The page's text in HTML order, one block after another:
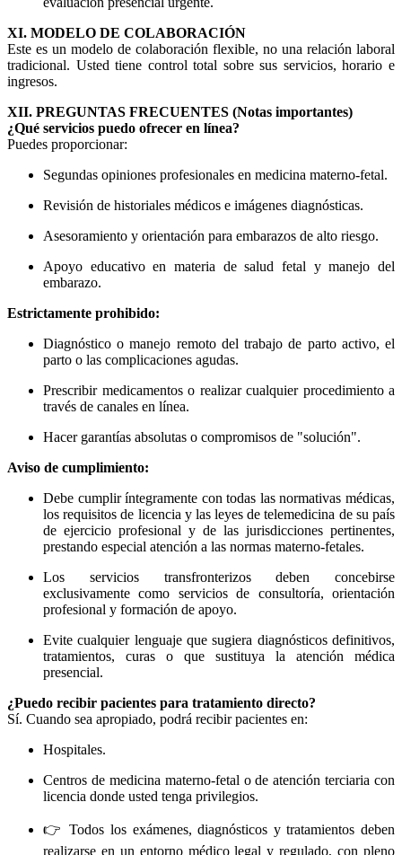
XI. MODELO DE COLABORACIÓN
Este es un modelo de colaboración flexible, no una relación laboral
tradicional. Usted tiene control total sobre sus servicios, horario e
ingresos.
XII. PREGUNTAS FRECUENTES (Notas importantes)
¿Qué servicios puedo ofrecer en línea?
Puedes proporcionar:
Segundas opiniones profesionales en medicina materno-fetal.
Revisión de historiales médicos e imágenes diagnósticas.
Asesoramiento y orientación para embarazos de alto riesgo.
Apoyo educativo en materia de salud fetal y manejo del
embarazo.
Estrictamente prohibido:
Diagnóstico o manejo remoto del trabajo de parto activo, el
parto o las complicaciones agudas.
Prescribir medicamentos o realizar cualquier procedimiento a
través de canales en línea.
Hacer garantías absolutas o compromisos de "solución".
Aviso de cumplimiento:
Debe cumplir íntegramente con todas las normativas médicas,
los requisitos de licencia y las leyes de telemedicina de su país
de ejercicio profesional y de las jurisdicciones pertinentes,
prestando especial atención a las normas materno-fetales.
Los servicios transfronterizos deben concebirse
exclusivamente como servicios de consultoría, orientación
profesional y formación de apoyo.
Evite cualquier lenguaje que sugiera diagnósticos definitivos,
tratamientos, curas o que sustituya la atención médica
presencial.
¿Puedo recibir pacientes para tratamiento directo?
Sí. Cuando sea apropiado, podrá recibir pacientes en:
Hospitales.
Centros de medicina materno-fetal o de atención terciaria con
licencia donde usted tenga privilegios.
👉 Todos los exámenes, diagnósticos y tratamientos deben
realizarse en un entorno médico legal y regulado, con pleno